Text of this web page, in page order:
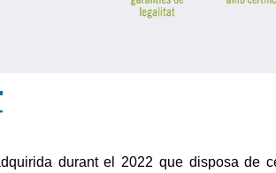
durant el 2022 que disposa de